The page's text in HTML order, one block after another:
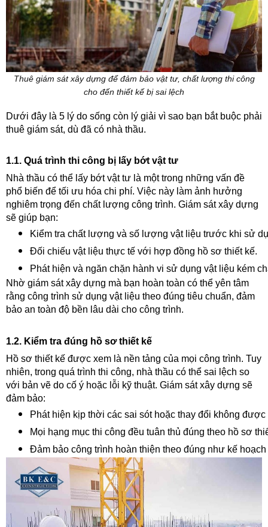
Thuê giám sát xây dựng để đảm bảo vật tư, chất lượng thi công
cho đến thiết kế bị sai lệch
Dưới đây là 5 lý do sống còn lý giải vì sao bạn bắt buộc phải
thuê giám sát, dù đã có nhà thầu.
1.1. Quá trình thi công bị lấy bớt vật tư
Nhà thầu có thể lấy bớt vật tư là một trong những vấn đề
phổ biến để tối ưu hóa chi phí. Việc này làm ảnh hưởng
nghiêm trọng đến chất lượng công trình. Giám sát xây dựng
sẽ giúp bạn:
Kiểm tra chất lượng và số lượng vật liệu trước khi sử
Đối chiếu vật liệu thực tế với hợp đồng hồ sơ thiết kế.
Phát hiện và ngăn chặn hành vi sử dụng vật liệu kém
Nhờ giám sát xây dựng mà bạn hoàn toàn có thể yên tâm
rằng công trình sử dụng vật liệu theo đúng tiêu chuẩn, đảm
bảo an toàn độ bền lâu dài cho công trình.
1.2. Kiểm tra đúng hồ sơ thiết kế
Hồ sơ thiết kế được xem là nền tảng của mọi công trình. Tuy
nhiên, trong quá trình thi công, nhà thầu có thể sai lệch so
với bản vẽ do cố ý hoặc lỗi kỹ thuật. Giám sát xây dựng sẽ
đảm bảo:
Phát hiện kịp thời các sai sót hoặc thay đổi không được
Mọi hạng mục thi công đều tuân thủ đúng theo hồ sơ
Đảm bảo công trình hoàn thiện theo đúng như kế